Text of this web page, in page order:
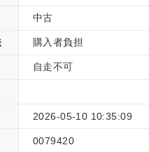
中古
購入者負担
自走不可
2026-05-10 10:35:09
0079420